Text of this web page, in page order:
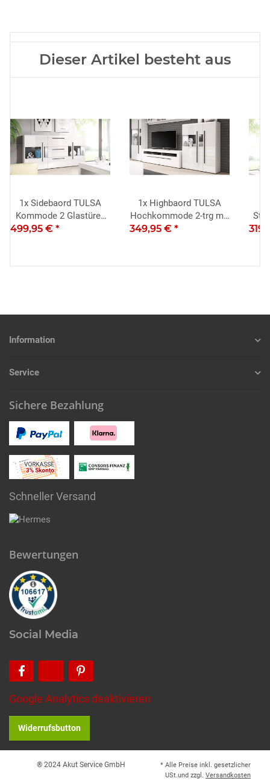
Dieser Artikel besteht aus
1x Sidebaord TULSA
Kommode 2 Glastüren
180 cm weiß Hochglanz
499,95 € *
1x Highbaord TULSA
Hochkommode 2-trg mit
Glas weiß Hochglanz
349,95 € *
Information
Service
Sichere Bezahlung
Schneller Versand
Bewertungen
Social Media
Google Analytics deaktivieren
Widerrufsbutton
® 2024 Akut Service GmbH
* Alle Preise inkl. gesetzlicher
USt.und zzgl. Versandkosten